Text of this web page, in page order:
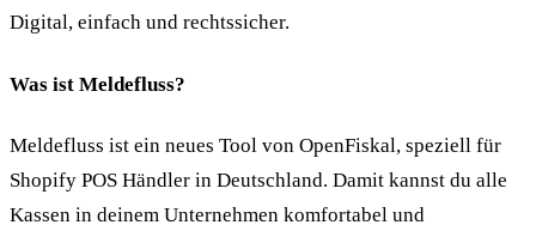
Digital, einfach und rechtssicher.
Was ist Meldefluss?
Meldefluss ist ein neues Tool von OpenFiskal, speziell für
Shopify POS Händler in Deutschland. Damit kannst du alle
Kassen in deinem Unternehmen komfortabel und